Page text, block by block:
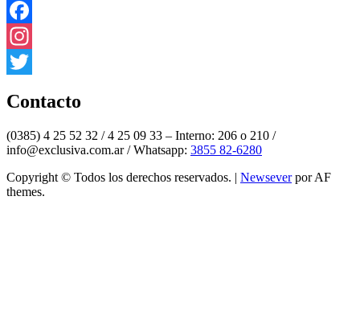
Facebook
Instagram
Contacto
(0385) 4 25 52 32 / 4 25 09 33 – Interno: 206 o 210 /
info@exclusiva.com.ar / Whatsapp: 3855 82-6280
Copyright © Todos los derechos reservados. | Newseverpor AF
themes.